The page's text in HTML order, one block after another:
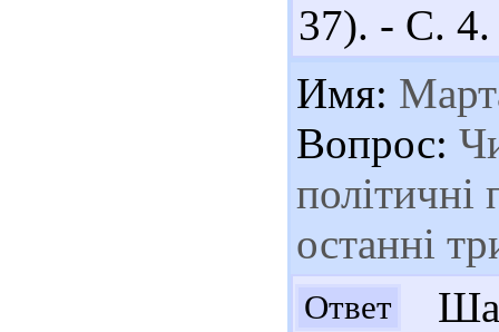
37). - С. 4.
Имя:
Вопрос:
політичні
останні
Ответ